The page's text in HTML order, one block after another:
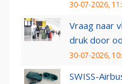
30-07-2026,
Vraag naar
druk door
30-07-2026,
SWISS-